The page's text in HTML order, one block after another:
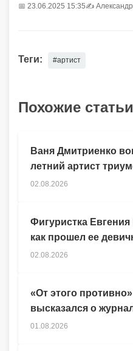
📅 23.06.2025 15:35✍️
Теги: #артист
Похожие статьи
Ваня Дмитриенко
летний артист
02.08.2026
Фигуристка
как прошел ее
02.08.2026
«От этого
высказался о
01.08.2026